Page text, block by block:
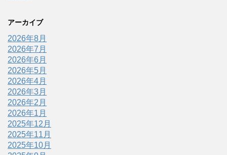
アーカイブ
2026年8月
2026年7月
2026年6月
2026年5月
2026年4月
2026年3月
2026年2月
2026年1月
2025年12月
2025年11月
2025年10月